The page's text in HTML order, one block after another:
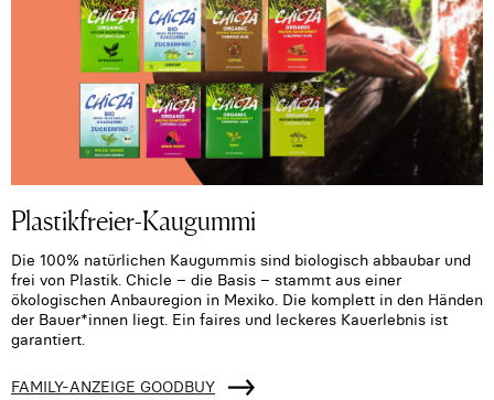
Plastikfreier-Kaugummi
Die 100% natürlichen Kaugummis sind biologisch abbaubar und
frei von Plastik. Chicle – die Basis – stammt aus einer
ökologischen Anbauregion in Mexiko. Die komplett in den Händen
der Bauer*innen liegt. Ein faires und leckeres Kauerlebnis ist
garantiert.
FAMILY-ANZEIGE GOODBUY